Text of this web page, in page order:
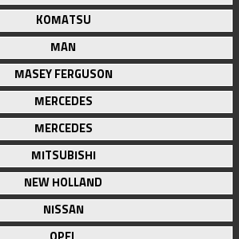
KOMATSU
MAN
MASEY FERGUSON
MERCEDES
MERCEDES
MITSUBISHI
NEW HOLLAND
NISSAN